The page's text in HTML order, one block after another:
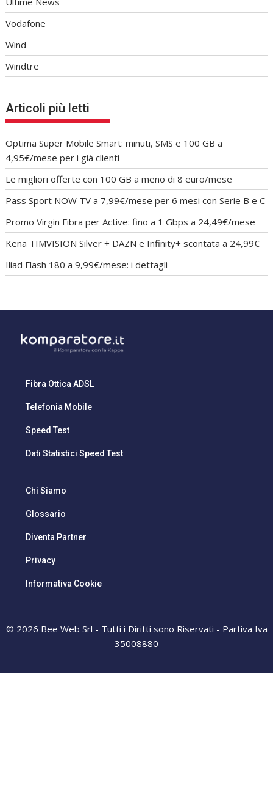
Vodafone
Wind
Windtre
Articoli più letti
Optima Super Mobile Smart: minuti, SMS e 100 GB a
4,95€/mese per i già clienti
Le migliori offerte con 100 GB a meno di 8 euro/mese
Pass Sport NOW TV a 7,99€/mese per 6 mesi con Serie B e C
Promo Virgin Fibra per Active: fino a 1 Gbps a 24,49€/mese
Kena TIMVISION Silver + DAZN e Infinity+ scontata a 24,99€
Iliad Flash 180 a 9,99€/mese: i dettagli
Fibra Ottica ADSL
Telefonia Mobile
Speed Test
Dati Statistici Speed Test
Chi Siamo
Glossario
Diventa Partner
Privacy
Informativa Cookie
© 2026 Bee Web Srl - Tutti i Diritti sono Riservati - Partiva Iva
35008880